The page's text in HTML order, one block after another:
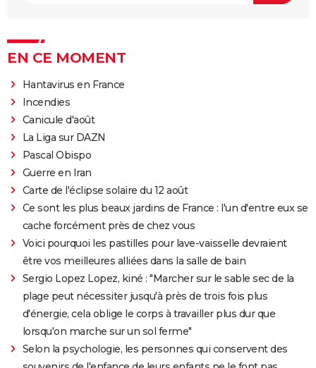
EN CE MOMENT
Hantavirus en France
Incendies
Canicule d'août
La Liga sur DAZN
Pascal Obispo
Guerre en Iran
Carte de l'éclipse solaire du 12 août
Ce sont les plus beaux jardins de France : l'un d'entre eux se
cache forcément près de chez vous
Voici pourquoi les pastilles pour lave-vaisselle devraient
être vos meilleures alliées dans la salle de bain
Sergio Lopez Lopez, kiné : "Marcher sur le sable sec de la
plage peut nécessiter jusqu'à près de trois fois plus
d'énergie, cela oblige le corps à travailler plus dur que
lorsqu'on marche sur un sol ferme"
Selon la psychologie, les personnes qui conservent des